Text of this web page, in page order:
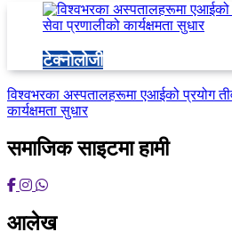
टेक्नोलोजी
विश्वभरका अस्पतालहरूमा एआईको प्रयोग
कार्यक्षमता सुधार
समाजिक साइटमा हामी
आलेख